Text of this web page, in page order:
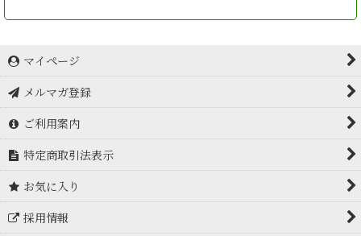
マイページ
メルマガ登録
ご利用案内
特定商取引法表示
お気に入り
採用情報